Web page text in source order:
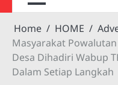
Home HOME
Masyarakat
Desa Dihadiri Wabup
Dalam Setiap Langkah